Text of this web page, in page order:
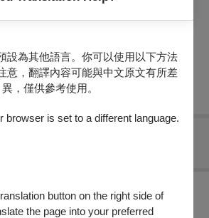
設為其他語言。你可以使用以下方法
意，翻譯內容可能與中文原文有所差
異，僅供參考使用。
browser is set to a different language.
button on the right side of
the page into your preferred
折扣方案 重要須知